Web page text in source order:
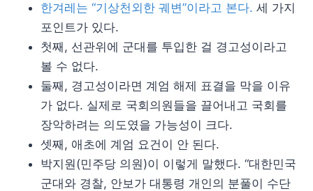
한겨레는 “기상천외한 궤변”이라고 본다. 세 가지
포인트가 있다.
첫째, 선관위에 군대를 투입한 걸 경고성이라고
볼 수 없다.
둘째, 경고성이라면 계엄 해제 표결을 막을 이유
가 없다. 실제로 국회의원들을 끌어내고 국회를
장악하려는 의도였을 가능성이 크다.
셋째, 애초에 계엄 요건이 안 된다.
박지원(민주당 의원)이 이렇게 말했다. “대한민국
군대와 경찰, 안보가 대통령 개인의 분풀이 수단